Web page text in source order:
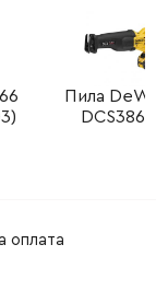
Пила
оплата